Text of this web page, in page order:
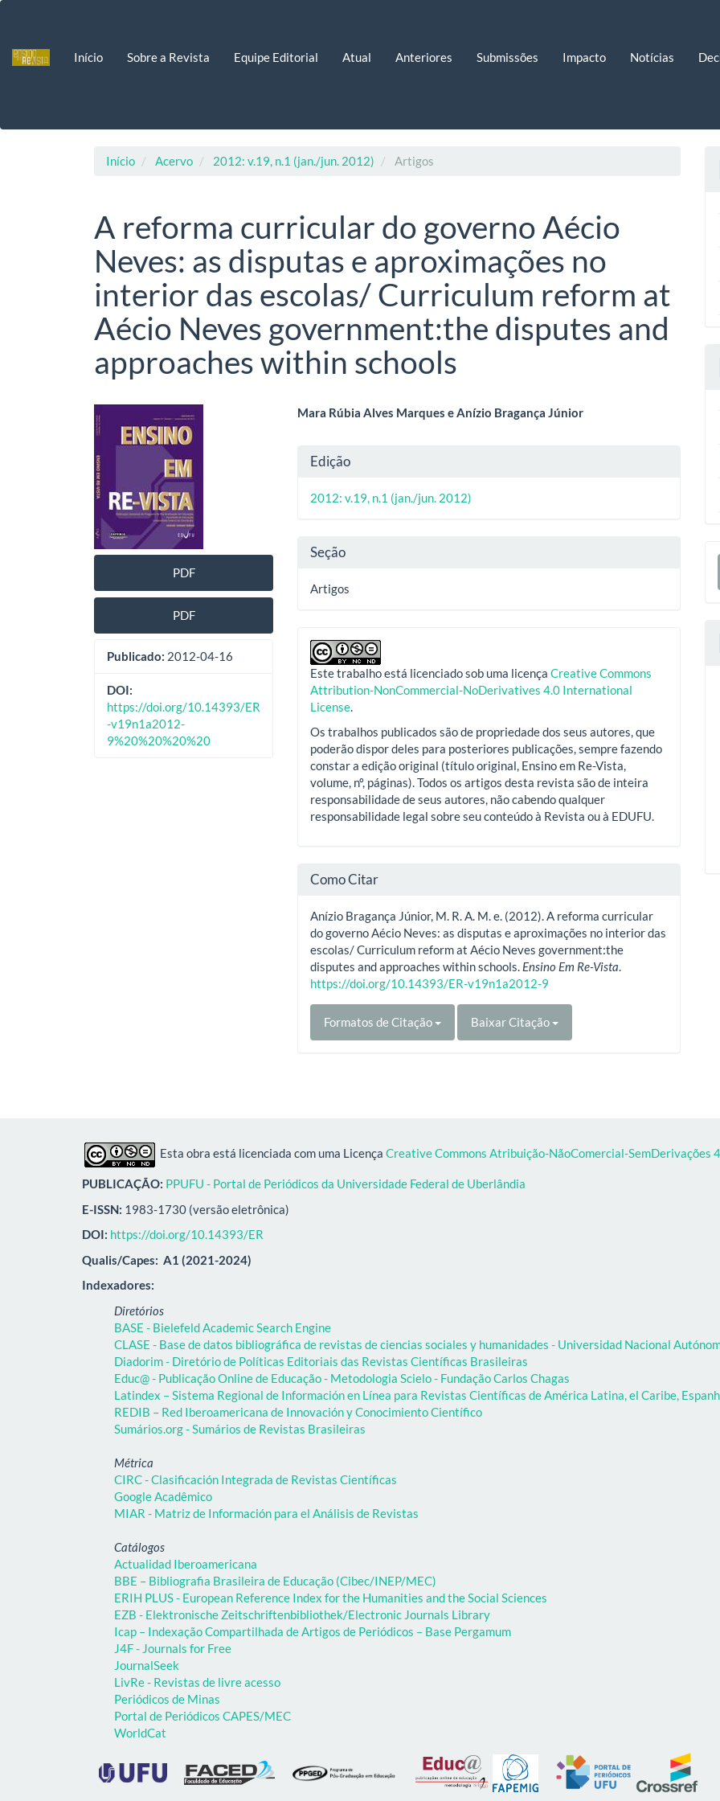
principalInício Sobre a Revista Equipe Editorial Atual Anteriores Submissões Impacto Notícias
Início Acervo 2012: v.19, n.1 (jan./jun. 2012) Artigos
A reforma curricular do governo Aécio
Neves: as disputas e aproximações no
interior das escolas/ Curriculum reform at
Aécio Neves government:the disputes and
approaches within schools
Barra
lateral
de
artigos
PDF
PDF
Publicado: 2012-04-16
DOI:
https://doi.org/10.14393/ER
-v19n1a2012-
9%20%20%20%20
Conteúdo
artigo
principal
Mara Rúbia Alves Marques e Anízio Bragança Júnior
Detalhes
do
Edição
2012: v.19, n.1 (jan./jun. 2012)
Seção
Artigos
Este trabalho está licenciado sob uma licençaCreative Commons
Attribution-NonCommercial-NoDerivatives 4.0 International
License
Os trabalhos publicados são de propriedade dos seus autores, que
poderão dispor deles para posteriores publicações, sempre fazendo
constar a edição original (título original, Ensino em Re-Vista,
volume, nº, páginas). Todos os artigos desta revista são de inteira
responsabilidade de seus autores, não cabendo qualquer
responsabilidade legal sobre seu conteúdo à Revista ou à EDUFU.
Como Citar
Anízio Bragança Júnior, M. R. A. M. e. (2012). A reforma curricular
do governo Aécio Neves: as disputas e aproximações no interior das
escolas/ Curriculum reform at Aécio Neves government:the
disputes and approaches within schools. Ensino Em Re-Vista
https://doi.org/10.14393/ER-v19n1a2012-9
Formatos de Citação Baixar Citação
Esta obra está licenciada com uma Licença Creative Commons Atribuição-NãoComercial-SemDerivações
PUBLICAÇÃO: PPUFU - Portal de Periódicos da Universidade Federal de Uberlândia
E-ISSN: 1983-1730 (versão eletrônica)
DOI: https://doi.org/10.14393/ER
Qualis/Capes: A1 (2021-2024)
Indexadores:
Diretórios
BASE - Bielefeld Academic Search Engine
CLASE - Base de datos bibliográfica de revistas de ciencias sociales y humanidades - Universidad Nacional
Diadorim - Diretório de Políticas Editoriais das Revistas Científicas Brasileiras
Educ@ - Publicação Online de Educação - Metodologia Scielo - Fundação Carlos Chagas
Latindex – Sistema Regional de Información en Línea para Revistas Científicas de América Latina, el Caribe,
REDIB – Red Iberoamericana de Innovación y Conocimiento Científico
Sumários.org - Sumários de Revistas Brasileiras
Métrica
CIRC - Clasificación Integrada de Revistas Científicas
Google Acadêmico
MIAR - Matriz de Información para el Análisis de Revistas
Catálogos
Actualidad Iberoamericana
BBE – Bibliografia Brasileira de Educação (Cibec/INEP/MEC)
ERIH PLUS - European Reference Index for the Humanities and the Social Sciences
EZB - Elektronische Zeitschriftenbibliothek/Electronic Journals Library
Icap – Indexação Compartilhada de Artigos de Periódicos – Base Pergamum
J4F - Journals for Free
JournalSeek
LivRe - Revistas de livre acesso
Periódicos de Minas
Portal de Periódicos CAPES/MEC
WorldCat